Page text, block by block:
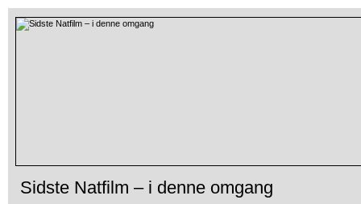
Sidste Natfilm – i denne omgang